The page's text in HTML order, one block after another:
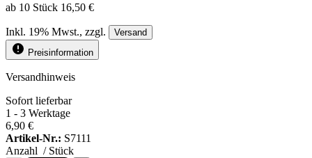
ab 10 Stück 16,50 €
Inkl. 19% Mwst., zzgl.
Versand
Preisinformation
Versandhinweis
Sofort lieferbar
1 - 3 Werktage
6,90 €
Artikel-Nr.: S7111
Anzahl / Stück